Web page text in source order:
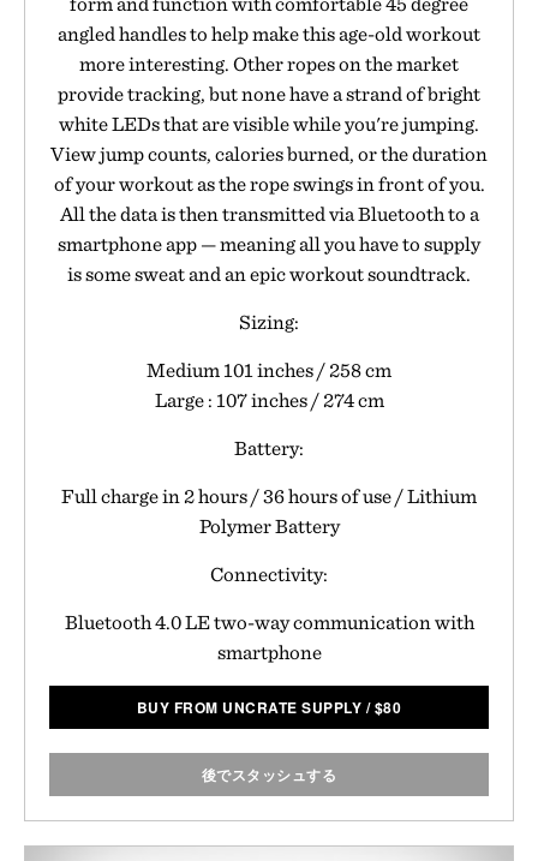
angled handles to help make this age-old workout
more interesting. Other ropes on the market
provide tracking, but none have a strand of bright
white LEDs that are visible while you're jumping.
View jump counts, calories burned, or the duration
of your workout as the rope swings in front of you.
All the data is then transmitted via Bluetooth to a
smartphone app — meaning all you have to supply
is some sweat and an epic workout soundtrack.
Sizing:
Medium 101 inches / 258 cm
Large : 107 inches / 274 cm
Battery:
Full charge in 2 hours / 36 hours of use / Lithium
Polymer Battery
Connectivity:
Bluetooth 4.0 LE two-way communication with
smartphone
BUY FROM UNCRATE SUPPLY /$80
後でスタッシュする